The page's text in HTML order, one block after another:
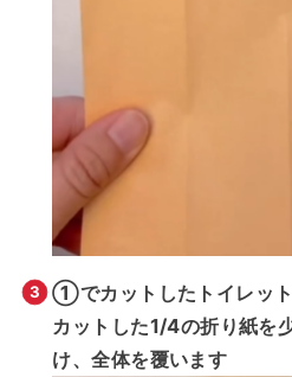
①でカットしたトイレッ
カットした1/4の折り紙を
け、全体を覆います